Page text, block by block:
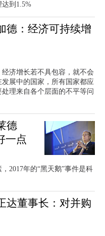
达到1.5%
德：经济可持续增
济增长若不具包容，就不会
展中的国家，所有国家都应
理来自各个层面的不平等问
德
一点
2017年的“黑天鹅”事件是科
达董事长：对并购